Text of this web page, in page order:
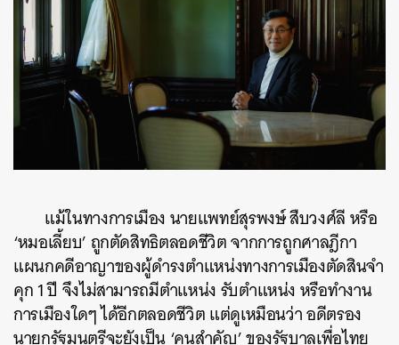
แม้ในทางการเมือง นายแพทย์สุรพงษ์ สืบวงศ์ลี หรือ
‘หมอเลี้ยบ’ ถูกตัดสิทธิตลอดชีวิต จากการถูกศาลฎีกา
แผนกคดีอาญาของผู้ดำรงตำแหน่งทางการเมืองตัดสินจำ
คุก 1 ปี จึงไม่สามารถมีตำแหน่ง รับตำแหน่ง หรือทำงาน
การเมืองใดๆ ได้อีกตลอดชีวิต แต่ดูเหมือนว่า อดีตรอง
นายกรัฐมนตรีจะยังเป็น ‘คนสำคัญ’ ของรัฐบาลเพื่อไทย